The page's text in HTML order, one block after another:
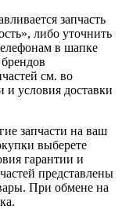
запчасть
либо уточнить
в шапке
см. во
и условия доставки
запчасти на ваш
выберете
гарантии и
представлены
При обмене на